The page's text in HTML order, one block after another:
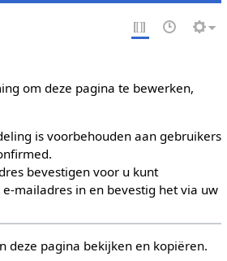
om deze pagina te bewerken,
is voorbehouden aan gebruikers
bevestigen voor u kunt
mailadres in en bevestig het via uw
deze pagina bekijken en kopiëren.